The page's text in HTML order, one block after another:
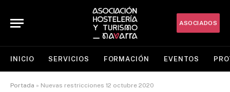
ASOCIADOS
INICIO SERVICIOS FORMACIÓN EVENTOS
Portada » Nuevas restricciones 12 octubre 2020